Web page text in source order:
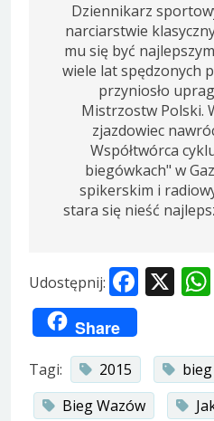
Dziennikarz
narciarstwie
mu się być
wiele lat spędzonych
przyniosło
Mistrzostw Polski.
zjazdowiec
Współtwórca
biegówkach" w
spikerskim i
stara się nieść
Udostępnij: X
Share
Tagi: 2015
Bieg Wazów